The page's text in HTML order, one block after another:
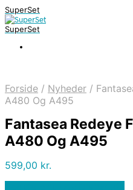
SuperSet
SuperSet
Forside / Nyheder /
A480 Og A495
Fantasea Redeye
A480 Og A495
599,00 kr.